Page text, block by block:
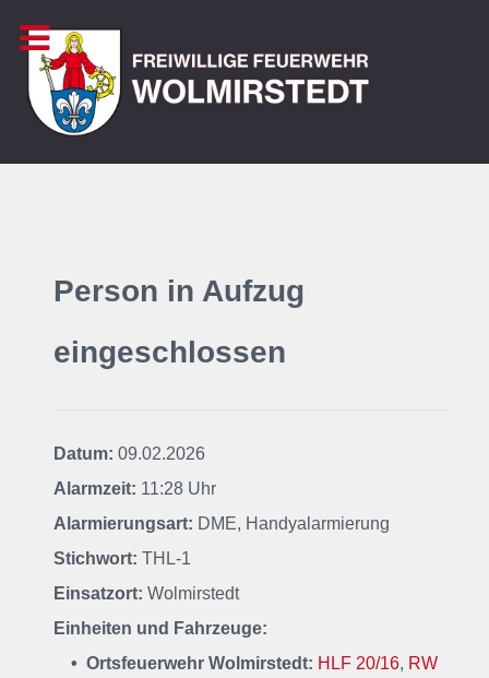
Person in Aufzug
eingeschlossen
Datum: 09.02.2026
Alarmzeit: 11:28 Uhr
Alarmierungsart: DME, Handyalarmierung
Stichwort: THL-1
Einsatzort: Wolmirstedt
Einheiten und Fahrzeuge:
• Ortsfeuerwehr Wolmirstedt: HLF 20/16, RW